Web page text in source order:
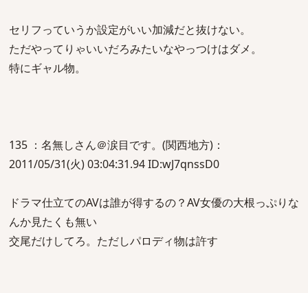
セリフっていうか設定がいい加減だと抜けない。
ただやってりゃいいだろみたいなやっつけはダメ。
特にギャル物。
135 ：名無しさん＠涙目です。(関西地方)：
2011/05/31(火) 03:04:31.94 ID:wJ7qnssD0
ドラマ仕立てのAVは誰が得するの？AV女優の大根っぷりな
んか見たくも無い
交尾だけしてろ。ただしパロディ物は許す